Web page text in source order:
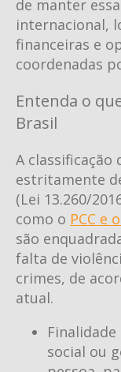
de manter
internacional,
financeiras e
coordenadas
Entenda o
Brasil
A
estritamente
(Lei 13.260/
como o PCC e
são
falta de
crimes, de
atual.
social ou